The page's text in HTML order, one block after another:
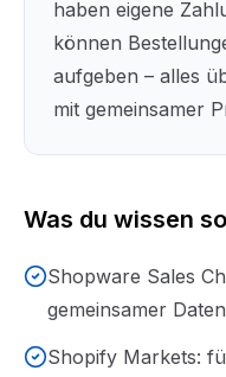
haben eigene
können
aufgeben – alles
mit gemeinsamer
Was du wissen
Shopware Sales
gemeinsamer
Shopify Markets: